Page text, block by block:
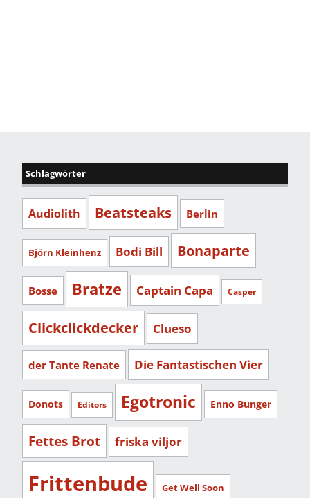
Schlagwörter
Audiolith Beatsteaks Berlin
Björn Kleinhenz Bodi Bill Bonaparte
Bosse Bratze Captain Capa Casper
Clickclickdecker Clueso
der Tante Renate Die Fantastischen Vier
Donots Editors Egotronic Enno Bunger
Fettes Brot friska viljor
Frittenbude Get Well Soon